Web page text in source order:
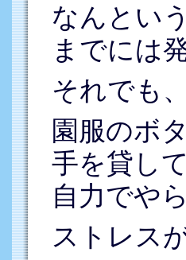
なんとい
までには
それでも
園服のボ
手を貸し
自力でや
ストレス